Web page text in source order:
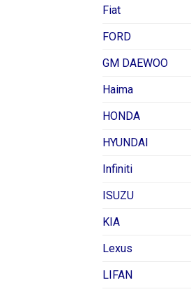
Fiat
FORD
GM DAEWOO
Haima
HONDA
HYUNDAI
Infiniti
ISUZU
KIA
Lexus
LIFAN